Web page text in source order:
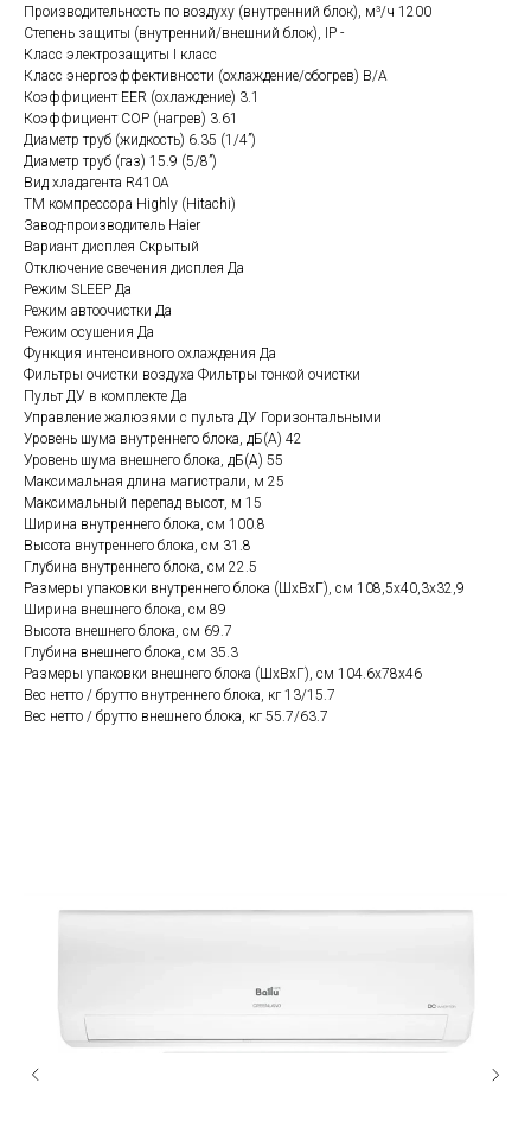
Производительность по воздуху (внутренний блок), м³/ч 1200
Степень защиты (внутренний/внешний блок), IP -
Класс электрозащиты I класс
Класс энергоэффективности (охлаждение/обогрев) B/A
Коэффициент EER (охлаждение) 3.1
Коэффициент COP (нагрев) 3.61
Диаметр труб (жидкость) 6.35 (1/4”)
Диаметр труб (газ) 15.9 (5/8”)
Вид хладагента R410A
ТМ компрессора Highly (Hitachi)
Завод-производитель Haier
Вариант дисплея Скрытый
Отключение свечения дисплея Да
Режим SLEEP Да
Режим автоочистки Да
Режим осушения Да
Функция интенсивного охлаждения Да
Фильтры очистки воздуха Фильтры тонкой очистки
Пульт ДУ в комплекте Да
Управление жалюзями с пульта ДУ Горизонтальными
Уровень шума внутреннего блока, дБ(А) 42
Уровень шума внешнего блока, дБ(А) 55
Максимальная длина магистрали, м 25
Максимальный перепад высот, м 15
Ширина внутреннего блока, см 100.8
Высота внутреннего блока, см 31.8
Глубина внутреннего блока, см 22.5
Размеры упаковки внутреннего блока (ШхВхГ), см 108,5х40,3х32,9
Ширина внешнего блока, см 89
Высота внешнего блока, см 69.7
Глубина внешнего блока, см 35.3
Размеры упаковки внешнего блока (ШхВхГ), см 104.6x78x46
Вес нетто / брутто внутреннего блока, кг 13/15.7
Вес нетто / брутто внешнего блока, кг 55.7/63.7